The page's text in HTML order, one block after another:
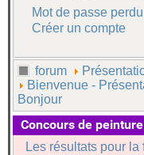
Mot de passe
Créer un compte
forum
Bienvenue -
Bonjour
Concours de peinture
Les résultats pour